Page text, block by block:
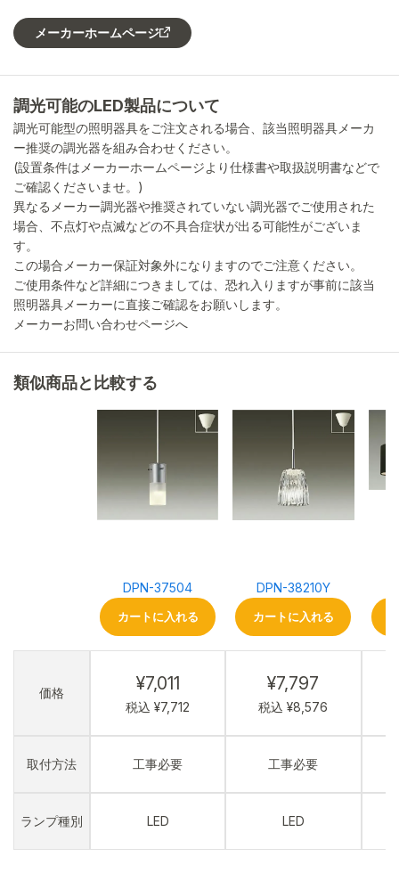
メーカーホームページ
調光可能のLED製品について
調光可能型の照明器具をご注文される場合、該当照明器具メーカ
ー推奨の調光器を組み合わせください。
(設置条件はメーカーホームページより仕様書や取扱説明書などで
ご確認くださいませ。)
異なるメーカー調光器や推奨されていない調光器でご使用された
場合、不点灯や点滅などの不具合症状が出る可能性がございま
す。
この場合メーカー保証対象外になりますのでご注意ください。
ご使用条件など詳細につきましては、恐れ入りますが事前に該当
照明器具メーカーに直接ご確認をお願いします。
メーカーお問い合わせページへ
類似商品と比較する
価格
取付方法
ランプ種別
DPN-37504
カートに入れる
¥7,011
税込 ¥7,712
工事必要
LED
DPN-38210Y
カートに入れる
¥7,797
税込 ¥8,576
工事必要
LED